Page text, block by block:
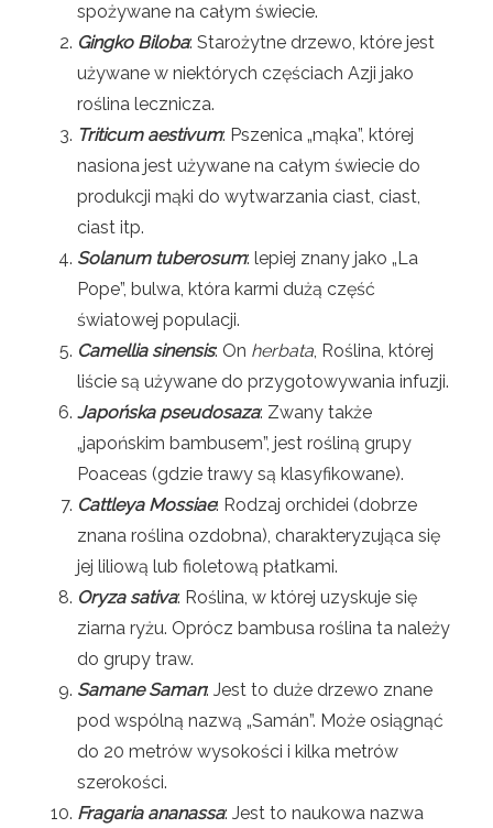
spożywane na całym świecie.
Gingko Biloba: Starożytne drzewo, które jest
używane w niektórych częściach Azji jako
roślina lecznicza.
Triticum aestivum: Pszenica „mąka”, której
nasiona jest używane na całym świecie do
produkcji mąki do wytwarzania ciast, ciast,
ciast itp.
Solanum tuberosum: lepiej znany jako „La
Pope”, bulwa, która karmi dużą część
światowej populacji.
Camellia sinensis: On herbata, Roślina, której
liście są używane do przygotowywania infuzji.
Japońska pseudosaza: Zwany także
„japońskim bambusem”, jest rośliną grupy
Poaceas (gdzie trawy są klasyfikowane).
Cattleya Mossiae: Rodzaj orchidei (dobrze
znana roślina ozdobna), charakteryzująca się
jej liliową lub fioletową płatkami.
Oryza sativa: Roślina, w której uzyskuje się
ziarna ryżu. Oprócz bambusa roślina ta należy
do grupy traw.
Samane Saman: Jest to duże drzewo znane
pod wspólną nazwą „Samán”. Może osiągnąć
do 20 metrów wysokości i kilka metrów
szerokości.
Fragaria ananassa: Jest to naukowa nazwa